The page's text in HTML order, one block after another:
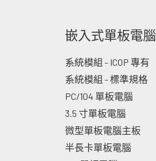
嵌入式單板電腦
系統模組 - ICOP 專有
系統模組 - 標準規格
PC/104 單板電腦
3.5 寸單板電腦
微型單板電腦主板
半長卡單板電腦